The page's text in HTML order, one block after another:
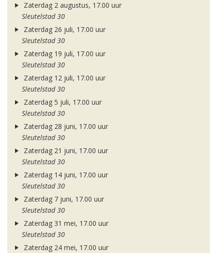
Zaterdag 2 augustus, 17.00 uur
Sleutelstad 30
Zaterdag 26 juli, 17.00 uur
Sleutelstad 30
Zaterdag 19 juli, 17.00 uur
Sleutelstad 30
Zaterdag 12 juli, 17.00 uur
Sleutelstad 30
Zaterdag 5 juli, 17.00 uur
Sleutelstad 30
Zaterdag 28 juni, 17.00 uur
Sleutelstad 30
Zaterdag 21 juni, 17.00 uur
Sleutelstad 30
Zaterdag 14 juni, 17.00 uur
Sleutelstad 30
Zaterdag 7 juni, 17.00 uur
Sleutelstad 30
Zaterdag 31 mei, 17.00 uur
Sleutelstad 30
Zaterdag 24 mei, 17.00 uur